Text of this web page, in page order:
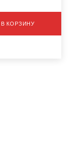
В КОРЗИНУ